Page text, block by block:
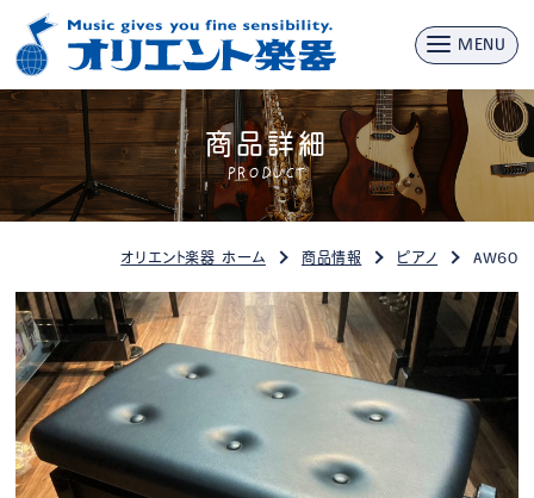
MENU
商品詳細
PRODUCT
オリエント楽器 ホーム 商品情報 ピアノ AW60